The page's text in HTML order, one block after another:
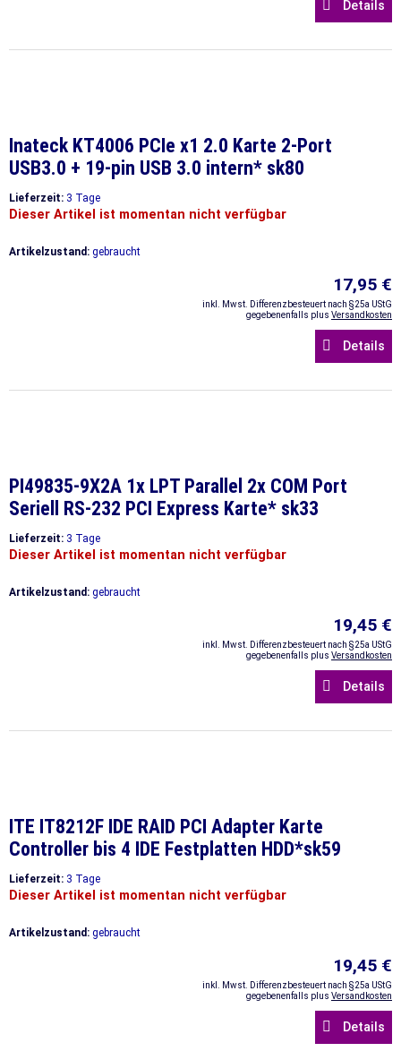
Details
Inateck KT4006 PCIe x1 2.0 Karte 2-Port
USB3.0 + 19-pin USB 3.0 intern* sk80
Lieferzeit: 3 Tage
Dieser Artikel ist momentan nicht verfügbar
Artikelzustand: gebraucht
17,95 €
inkl. Mwst. Differenzbesteuert nach §25a UStG
gegebenenfalls plus Versandkosten
Details
PI49835-9X2A 1x LPT Parallel 2x COM Port
Seriell RS-232 PCI Express Karte* sk33
Lieferzeit: 3 Tage
Dieser Artikel ist momentan nicht verfügbar
Artikelzustand: gebraucht
19,45 €
inkl. Mwst. Differenzbesteuert nach §25a UStG
gegebenenfalls plus Versandkosten
Details
ITE IT8212F IDE RAID PCI Adapter Karte
Controller bis 4 IDE Festplatten HDD*sk59
Lieferzeit: 3 Tage
Dieser Artikel ist momentan nicht verfügbar
Artikelzustand: gebraucht
19,45 €
inkl. Mwst. Differenzbesteuert nach §25a UStG
gegebenenfalls plus Versandkosten
Details